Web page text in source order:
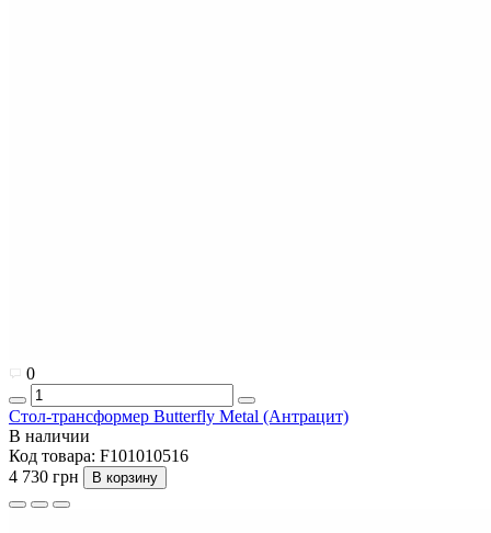
0
Стол-трансформер Butterfly Metal (Антрацит)
В наличии
Код товара: F101010516
4 730 грн
В корзину